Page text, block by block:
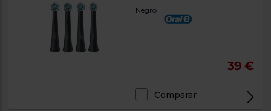
Negro
39 €
Comparar